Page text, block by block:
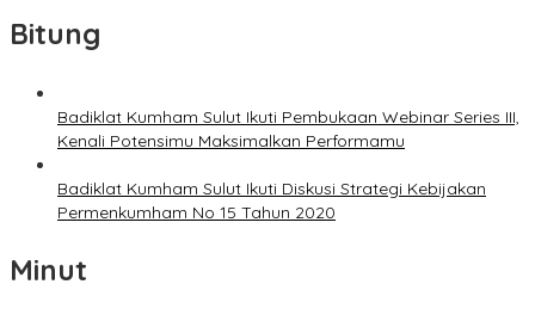
Bitung
Badiklat Kumham Sulut Ikuti Pembukaan Webinar Series III,
Kenali Potensimu Maksimalkan Performamu
Badiklat Kumham Sulut Ikuti Diskusi Strategi Kebijakan
Permenkumham No 15 Tahun 2020
Minut